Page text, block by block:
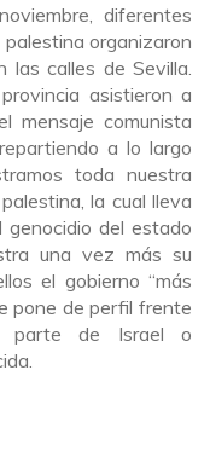
diferentes
organizaron
las calles de Sevilla.
asistieron a
mensaje comunista
a lo largo
toda nuestra
la cual lleva
genocidio del estado
una vez más su
el gobierno “más
pone de perfil frente
parte de Israel o